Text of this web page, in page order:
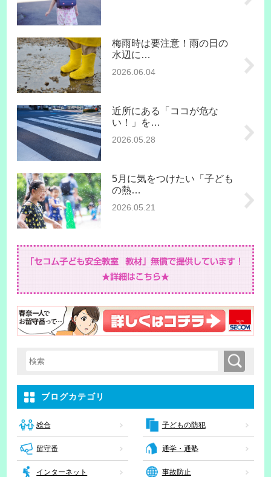
梅雨時は要注意！雨の日の
水辺に…
2026.06.04
近所にある「ココが危な
い！」を…
2026.05.28
5月に気をつけたい「子ども
の熱…
2026.05.21
検索キーワード入力 検索
ブログカテゴリ
総合 子どもの防犯
留守番 通学・通塾
インターネット 事故防止